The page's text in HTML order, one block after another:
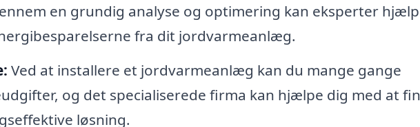
en grundig analyse og optimering kan eksperter
fra dit jordvarmeanlæg.
Ved at installere et jordvarmeanlæg kan du mange gange
og det specialiserede firma kan hjælpe dig med at
løsning.